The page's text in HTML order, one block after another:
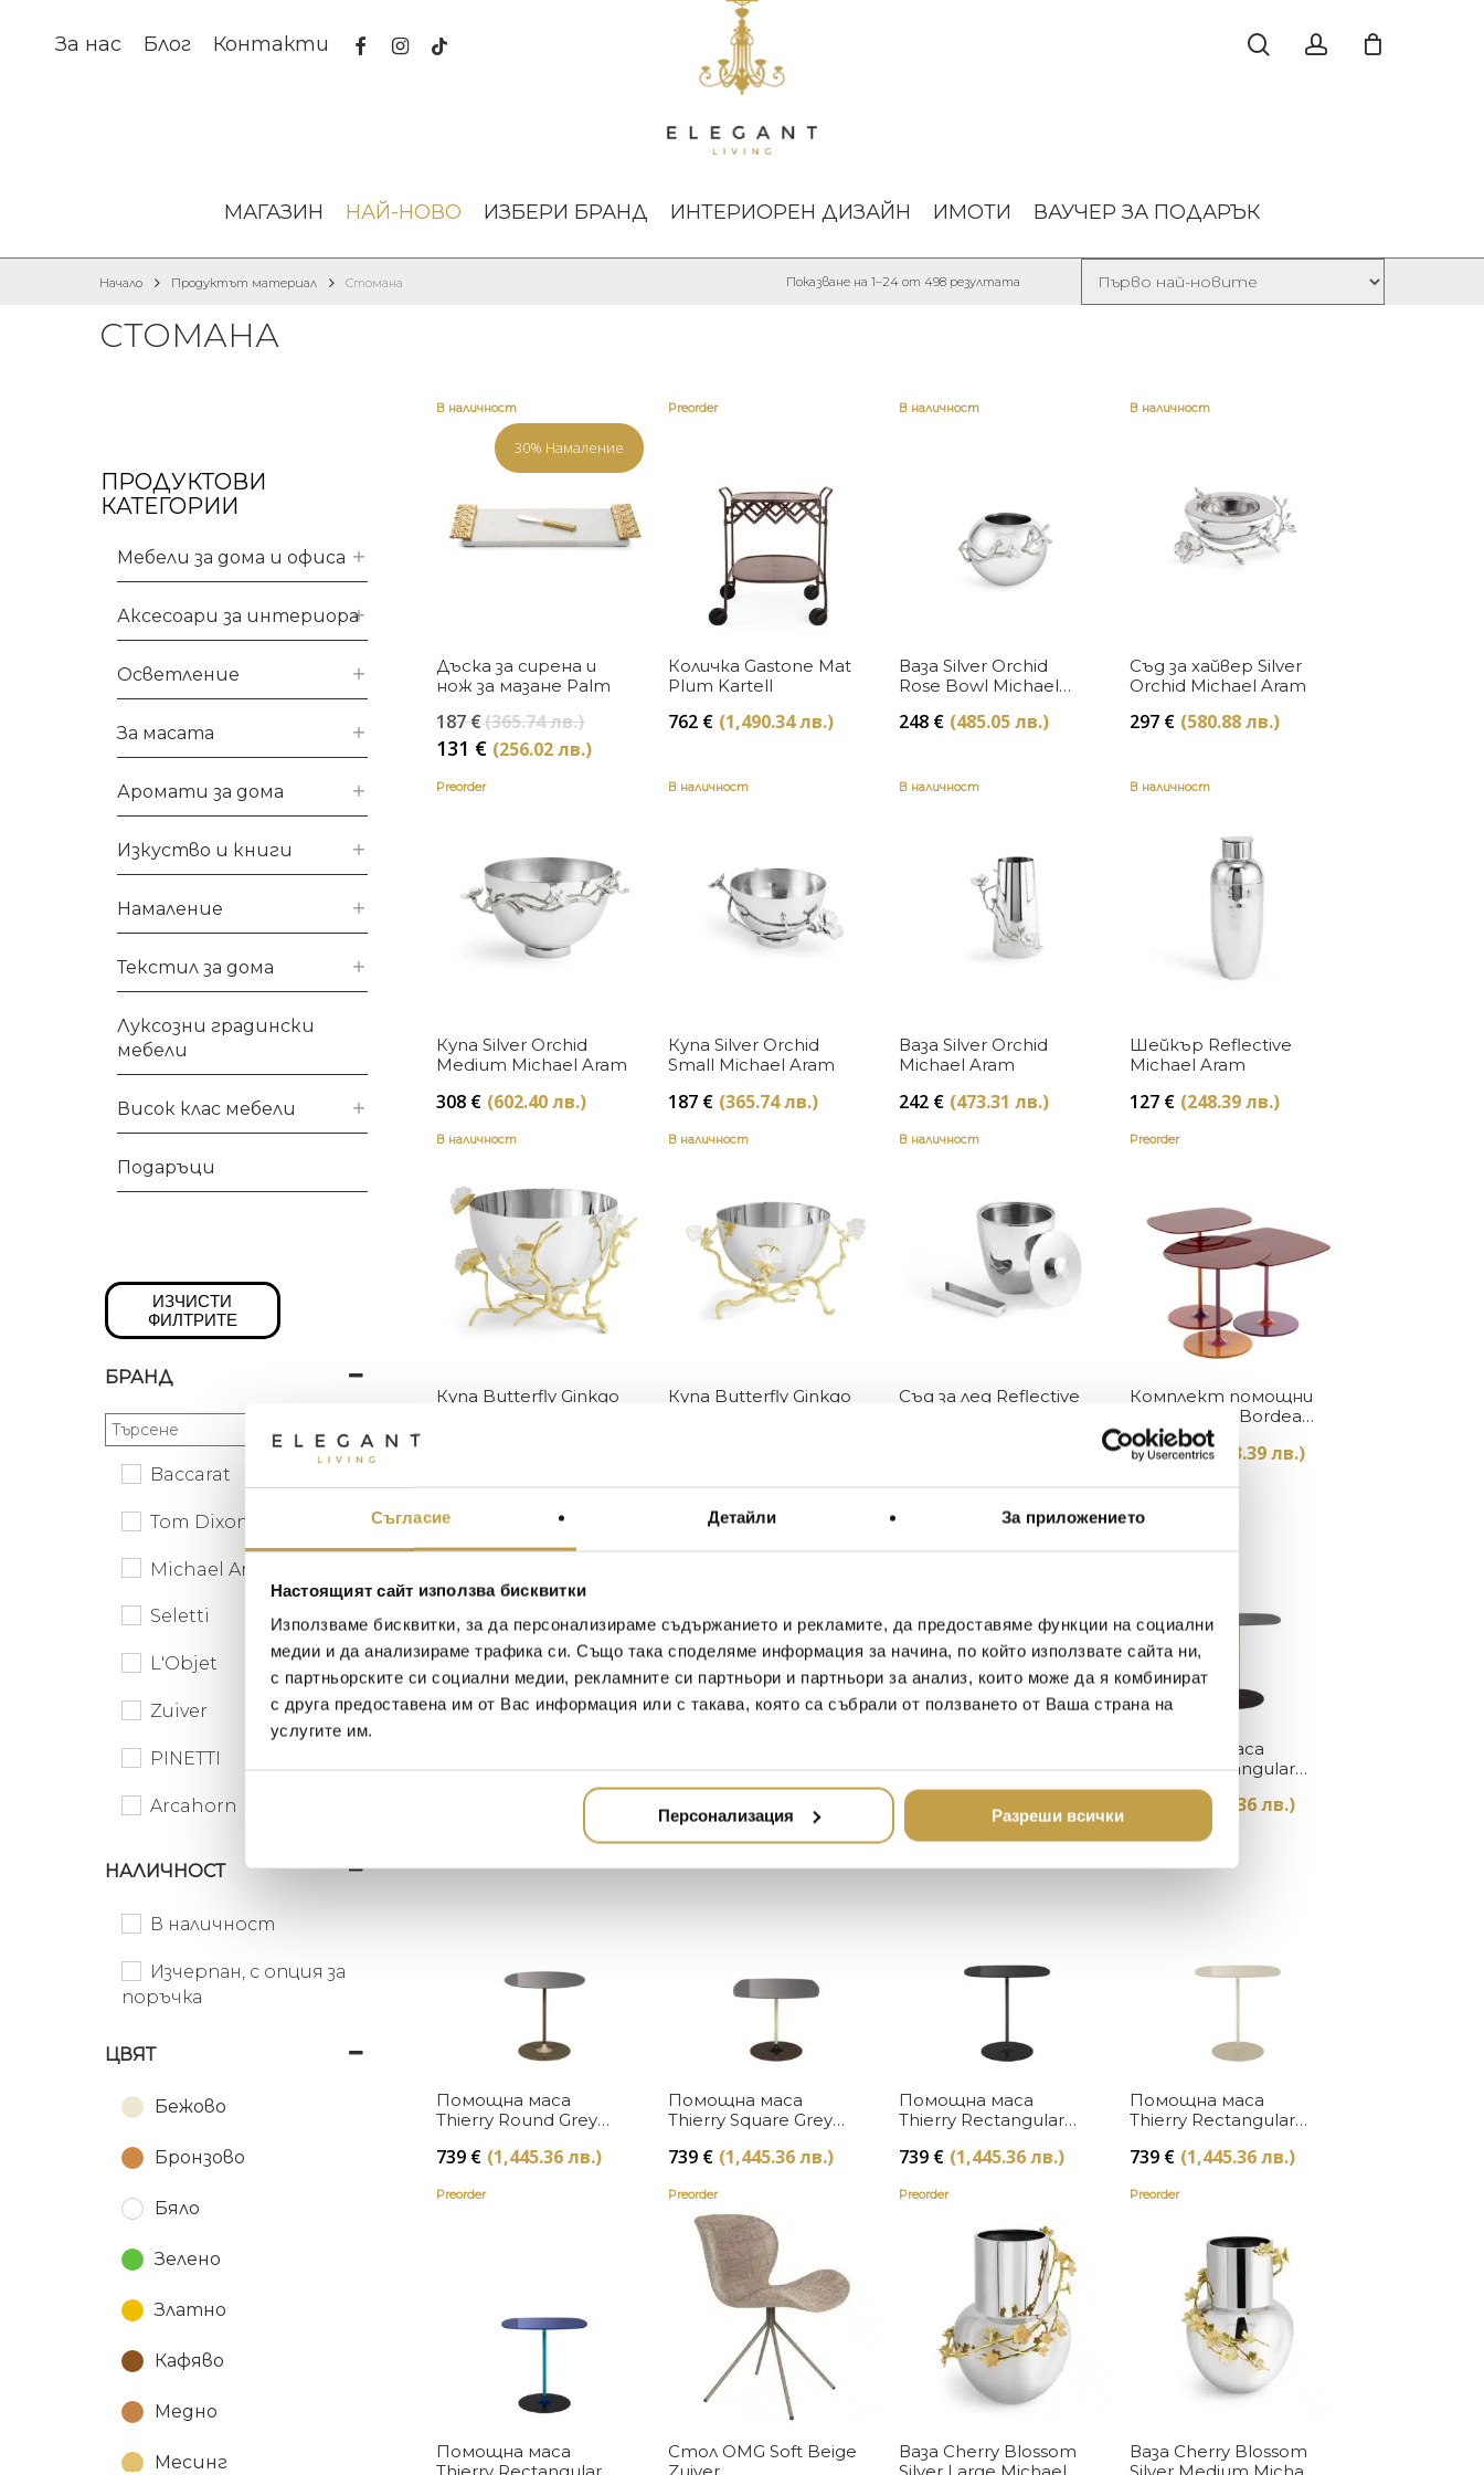
Съгласие Детайли За приложението
Настоящият сайт използва бисквитки
Използваме бисквитки, за да персонализираме съдържанието и рекламите, да предоставяме функции на социални
медии и да анализираме трафика си. Също така споделяме информация за начина, по който използвате сайта ни,
с партньорските си социални медии, рекламните си партньори и партньори за анализ, които може да я комбинират
с друга предоставена им от Вас информация или с такава, която са събрали от ползването от Ваша страна на
услугите им.
Персонализация Разреши всички
За нас Блог Контакти facebookinstagram
tiktok
МАГАЗИН НАЙ-НОВО ИЗБЕРИ БРАНД ИНТЕРИОРЕН ДИЗАЙН ИМОТИ ВАУЧЕР ЗА ПОДАРЪК
СТОМАНА
Показване на 1–24 от 498 резултата
Начало Продуктът материал Стомана
ПРОДУКТОВИ
КАТЕГОРИИ
Мебели за дома и офиса
Аксесоари за интериора
Осветление
За масата
Аромати за дома
Изкуство и книги
Намаление
Текстил за дома
Луксозни градински
мебели
Висок клас мебели
Подаръци
ИЗЧИСТИ
ФИЛТРИТЕ
БРАНД
Baccarat
Tom Dixon
Michael Aram
Seletti
L'Objet
Zuiver
PINETTI
Arcahorn
Fendi Casa
Kartell
НАЛИЧНОСТ
В наличност
Изчерпан, с опция за
поръчка
ЦВЯТ
Бежово
Бронзово
Бяло
Зелено
Златно
Кафяво
Медно
Месинг
В наличност
30% Намаление
Купи
Дъска за сирена и
нож за мазане Palm
187€(365.74 лв.)Original
price
131 € (256.02 лв.)Текущата
лв.).
Preorder
Купи
Количка Gastone Mat
Plum Kartell
762 € (1,490.34 лв.)
В наличност
Купи
Ваза Silver Orchid
Rose Bowl Michael
248 € (485.05 лв.)
В наличност
Купи
Съд за хайвер Silver
Orchid Michael Aram
297 € (580.88 лв.)
Preorder
Купи
Купа Silver Orchid
Medium Michael Aram
308 € (602.40 лв.)
В наличност
Купи
Купа Silver Orchid
Small Michael Aram
187 € (365.74 лв.)
В наличност
Купи
Ваза Silver Orchid
Michael Aram
242 € (473.31 лв.)
В наличност
Купи
Шейкър Reflective
Michael Aram
127 € (248.39 лв.)
В наличност
Купи
Купа Butterfly Ginkgo
В наличност
Купи
Купа Butterfly Ginkgo
В наличност
Купи
Съд за лед Reflective
Preorder
Купи
Комплект помощни
маси Thierry Bordeaux
Kartell
2006€ (3,923.39 лв.)
Preorder
Thierry Round White
(1,445.36 лв.)
Preorder
Thierry Square White
Kartell
739 (1,445.36 лв.)
Preorder
Thierry Rectangular
Bordeaux Kartell
739 (1,445.36 лв.)
Preorder
Купи
Помощна маса
Thierry Rectangular
Grey Kartell
(1,445.36 лв.)
Купи
Помощна маса
Thierry Round Grey
739 € (1,445.36 лв.)
Preorder
Купи
Помощна маса
Thierry Square Grey
739 € (1,445.36 лв.)
Preorder
Купи
Помощна маса
Thierry Rectangular
739 € (1,445.36 лв.)
Preorder
Купи
Помощна маса
Thierry Rectangular
739 € (1,445.36 лв.)
Preorder
Купи
Помощна маса
Preorder
Купи
Стол OMG Soft Beige
Preorder
Купи
Ваза Cherry Blossom
Preorder
Купи
Ваза Cherry Blossom